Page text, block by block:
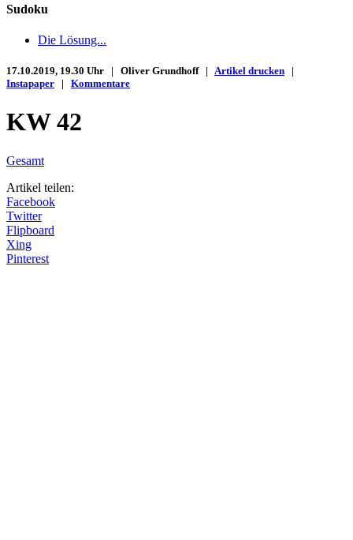
Sudoku
Die Lösung...
17.10.2019, 19.30 Uhr | Oliver Grundhoff | Artikel drucken |
Instapaper | Kommentare
KW 42
Gesamt
Artikel teilen:
Facebook
Twitter
Flipboard
Xing
Pinterest